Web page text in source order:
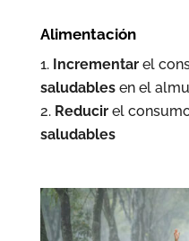
Alimentación
Incrementar el
saludablesen el
Reducir el
saludables